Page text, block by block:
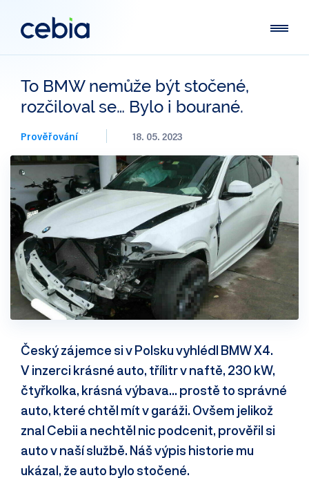
To BMW nemůže být stočené,
rozčiloval se… Bylo i bourané.
Prověřování 18. 05. 2023
Český zájemce si v Polsku vyhlédl BMW X4.
V inzerci krásné auto, třílitr v naftě, 230 kW,
čtyřkolka, krásná výbava… prostě to správné
auto, které chtěl mít v garáži. Ovšem jelikož
znal Cebii a nechtěl nic podcenit, prověřil si
auto v naší službě. Náš výpis historie mu
ukázal, že auto bylo stočené.